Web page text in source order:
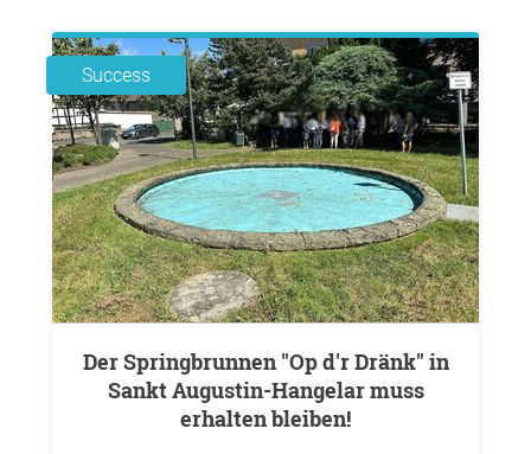
Success
Der Springbrunnen "Op d'r Dränk" in
Sankt Augustin-Hangelar muss
erhalten bleiben!